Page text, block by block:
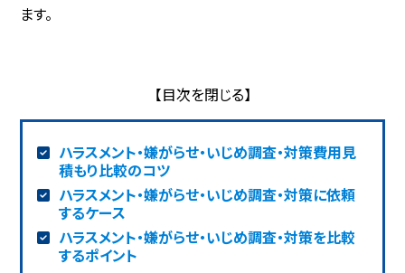
ます。
ハラスメント・嫌がらせ・いじめ調査・対策費用見
積もり比較のコツ
ハラスメント・嫌がらせ・いじめ調査・対策に依頼
するケース
ハラスメント・嫌がらせ・いじめ調査・対策を比較
するポイント